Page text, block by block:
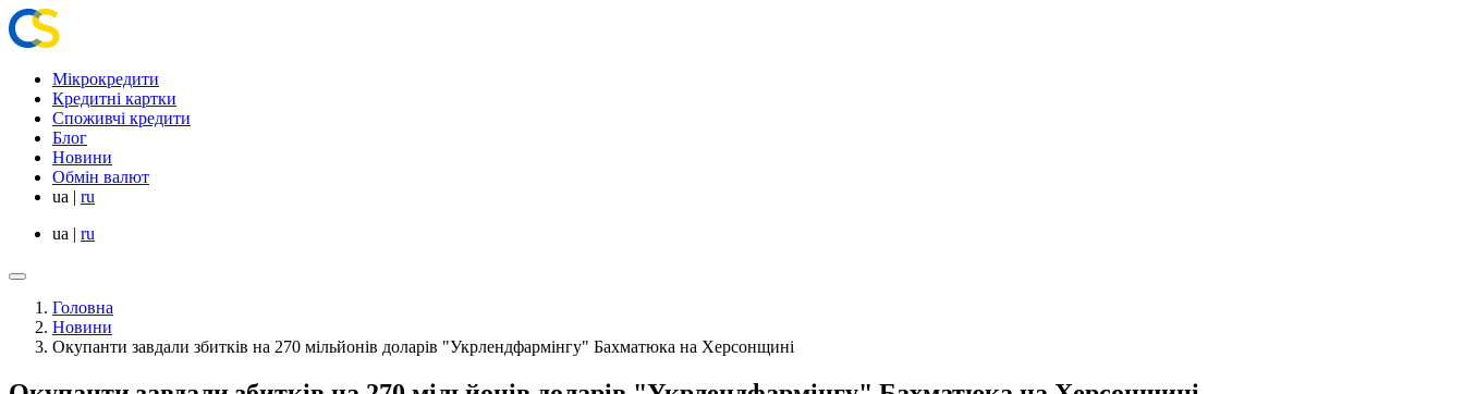
Мікрокредити
Кредитні картки
Споживчі кредити
Блог
Новини
Обмін валют
ua | ru
ua | ru
Головна
Новини
Окупанти завдали збитків на 270 мільйонів доларів "Укрлендфармінгу" Бахматюка на Херсонщині